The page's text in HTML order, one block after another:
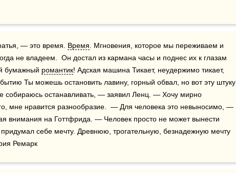
— это время. Время . Мгновения, которое мы переживаем и
не владеем.  Он достал из кармана часы и поднес их к глазам
бумажный романтик! Адская машина Тикает, неудержимо тикает,
Ты можешь остановить лавину, горный обвал, но вот эту штуку
собираюсь останавливать, — заявил Ленц. — Хочу мирно
мне нравится разнообразие.  — Для человека это невыносимо, —
внимания на Готтфрида. — Человек просто не может вынести
себе мечту. Древнюю, трогательную, безнадежную мечту
Ремарк